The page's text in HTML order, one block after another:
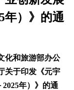
年）》的通
化和旅游部办公
关于印发《元宇
年）》的通